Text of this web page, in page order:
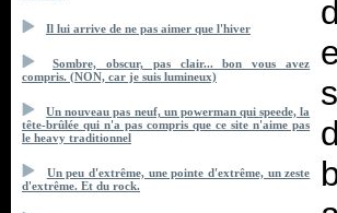
Il lui arrive de ne pas aimer que l'hiver
Sombre, obscur, pas clair... bon vous avez
compris. (NON, car je suis lumineux)
Un nouveau pas neuf, un powerman qui speede, la
tête-brûlée qui n'a pas compris que ce site n'aime pas
le heavy traditionnel
Un peu d'extrême, une pointe d'extrême, un zeste
d'extrême. Et du rock.